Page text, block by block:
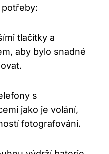
potřeby:
tlačítky a
aby bylo snadné
s
jako je volání,
fotografování.